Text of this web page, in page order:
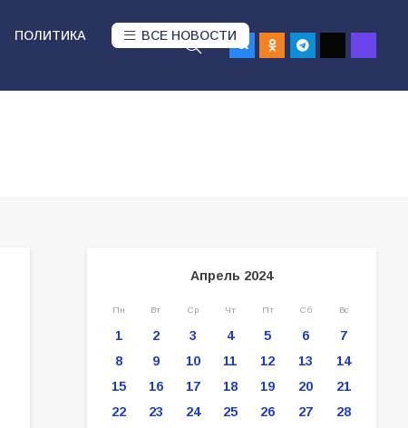
ПОЛИТИКА ВСЕ НОВОСТИ
Апрель 2024
Пн Вт Ср Чт Пт Сб Вс
1 2 3 4 5 6
7
8
9 10 11 12 13
14
15
16 17 18 19 20
21
22
23 24 25 26 27
28